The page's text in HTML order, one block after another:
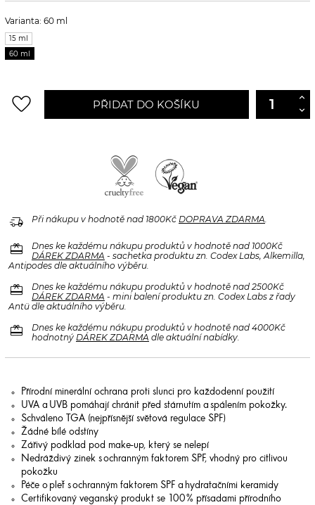
Varianta: 60 ml
15 ml
60 ml
favorite_border PŘIDAT DO KOŠÍKU
delivery_truck_speed Při nákupu v hodnotě nad 1800Kč DOPRAVA ZDARMA
redeem
Dnes ke každému nákupu produktů v hodnotě nad 1000Kč
DÁREK ZDARMA - sachetka produktu zn. Codex Labs, Alkemilla,
Antipodes dle aktuálního výběru.
redeem
Dnes ke každému nákupu produktů v hodnotě nad 2500Kč
DÁREK ZDARMA - mini balení produktu zn. Codex Labs z řady
Antü dle aktuálního výběru.
redeem
Dnes ke každému nákupu produktů v hodnotě nad 4000Kč
hodnotný DÁREK ZDARMA dle aktuální nabídky.
Přírodní minerální ochrana proti slunci pro každodenní použití
UVA a UVB pomáhají chránit před stárnutím a spálením pokožky.
Schváleno TGA (nejpřísnější světová regulace SPF)
Žádné bílé odstíny
Zářivý podklad pod make-up, který se nelepí
Nedráždivý zinek s ochranným faktorem SPF, vhodný pro citlivou
pokožku
Péče o pleť s ochranným faktorem SPF a hydratačními keramidy
Certifikovaný veganský produkt se 100 % přísadami přírodního